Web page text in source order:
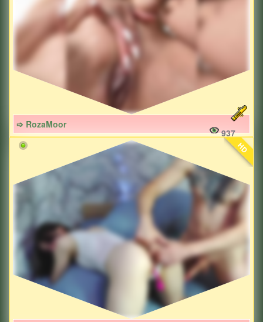
➩ RozaMoor
937
HD